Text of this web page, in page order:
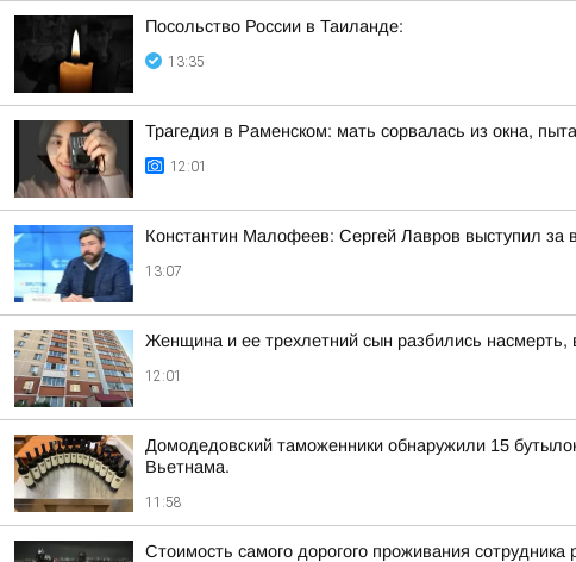
Посольство России в Таиланде:
13:35
Трагедия в Раменском: мать сорвалась из окна,
12:01
Константин Малофеев: Сергей Лавров выступил за
13:07
Женщина и ее трехлетний сын разбились
12:01
Домодедовский таможенники обнаружили 15
Вьетнама.
11:58
Стоимость самого дорогого проживания